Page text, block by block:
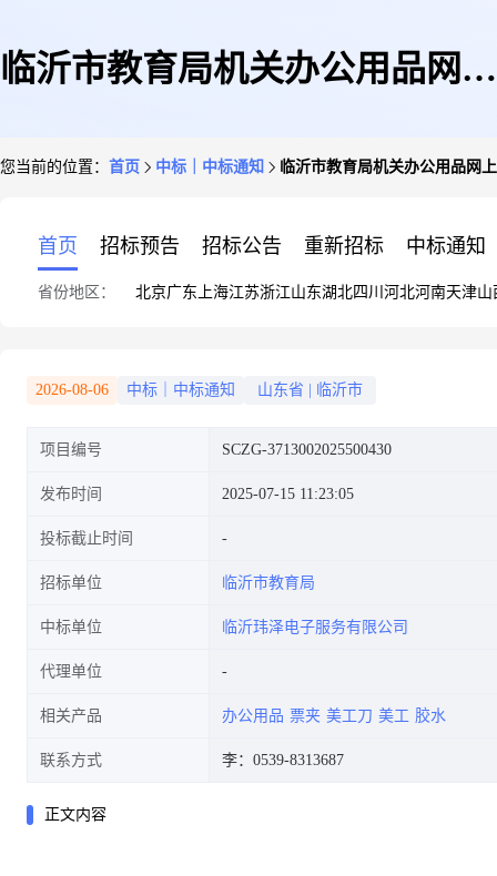
临沂市教育局机关办公用品网上
您当前的位置： 首页 中标｜中标通知 临沂市教育局机关办公用品网
首页 招标预告 招标公告 重新招标 中标通知
省份地区： 北京广东 上海江苏浙江山东湖北四川 河北河南天津山
2026-08-06 中标｜中标通知 山东省 临沂市
项目编号 SCZG-3713002025500430
发布时间 2025-07-15 11:23:05
投标截止时间
招标单位 临沂市教育局
中标单位 临沂玮泽电子服务有限公司
代理单位
相关产品 办公用品 票夹 美工刀 美工 胶水
联系方式 李：0539-8313687
正文内容